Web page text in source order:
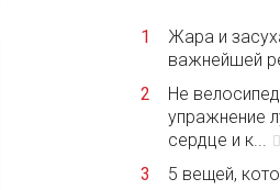
1
Жара и
важнейшей
2
Не
упражнение
сердце и к...
3
5 вещей,